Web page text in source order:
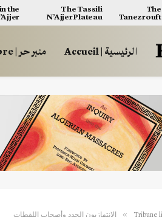
The
Tanezrouft
The Tassili
N’Ajjer Plateau
the
الرئيسية | Accueil منبر حر | Tribune libre
» الانتهازيون الجدد وأصحاب اللقطات